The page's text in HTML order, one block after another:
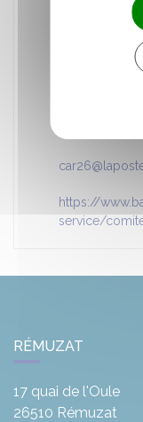
Comité
Place du
26510 26510
https://
service/
RÉMUZAT
17 quai de l'Oule
26510 Rémuzat